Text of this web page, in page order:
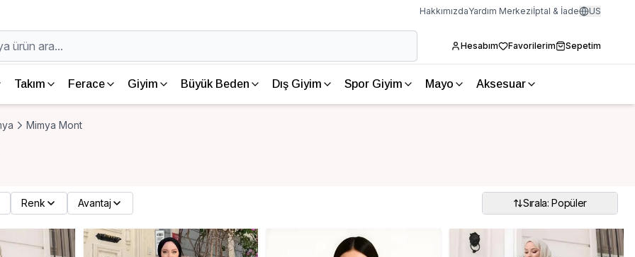
HakkımızdaYardım Merkeziİptal & İade US
Hesabım Favorilerim Sepetim
Takım Ferace Giyim Büyük Beden Dış Giyim Spor Giyim Mayo Aksesuar
Mimya Mont
Renk Avantaj Sırala: Popüler